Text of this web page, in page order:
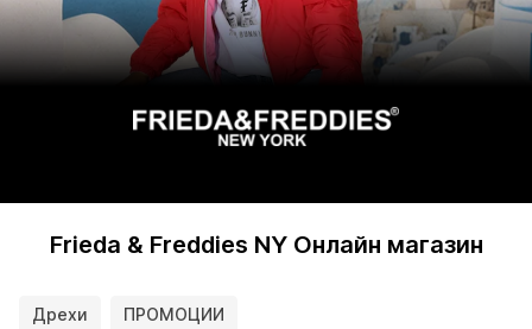
Frieda & Freddies NY Онлайн магазин
Дрехи ПРОМОЦИИ